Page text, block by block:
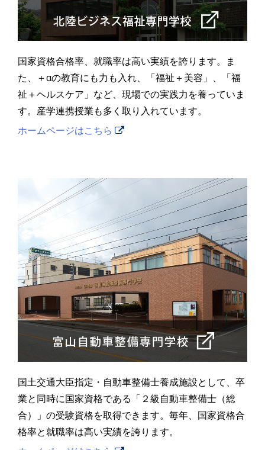
国家資格合格率、就職率は高い実績を誇ります。ま
た、＋αの教育にも力も入れ、「福祉＋美容」、「福
祉＋ヘルスケア」など、現場での実践力を養っていま
す。産学連携授業も多く取り入れています。
ホームページはこちら
国土交通大臣指定・自動車整備士養成施設として、卒
業と同時に国家資格である「２級自動車整備士（総
合）」の受験資格を取得できます。毎年、国家資格合
格率と就職率は高い実績を誇ります。